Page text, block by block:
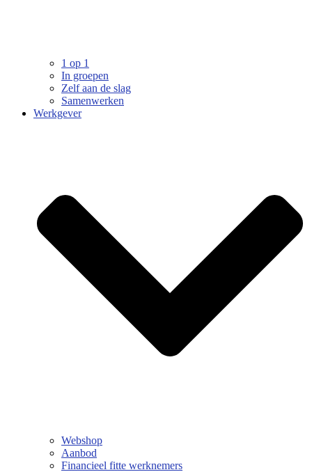
1 op 1
In groepen
Zelf aan de slag
Samenwerken
Werkgever
Webshop
Aanbod
Financieel fitte werknemers